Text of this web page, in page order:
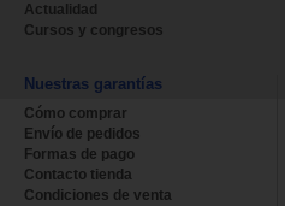
Actualidad
Cursos y congresos
Nuestras garantías
Cómo comprar
Envío de pedidos
Formas de pago
Contacto tienda
Condiciones de venta